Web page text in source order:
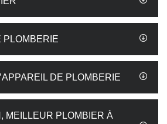
PLOMBERIE
DE PLOMBERIE
MEILLEUR PLOMBIER À